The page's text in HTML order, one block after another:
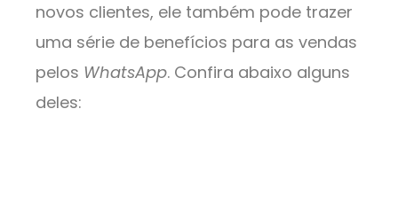
novos clientes, ele também pode trazer
uma série de benefícios para as vendas
pelos WhatsApp. Confira abaixo alguns
deles: